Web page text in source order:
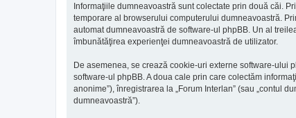
Informaţiile dumneavoastră sunt colectate prin două căi.
temporare al browserului computerului dumneavoastră.
automat dumneavoastră de software-ul phpBB. Un al
îmbunătăţirea experienţei dumneavoastră de utilizator.
De asemenea, se crează cookie-uri externe software-ului
software-ul phpBB. A doua cale prin care colectăm
anonime”), înregistrarea la „Forum Interlan” (sau „contul
dumneavoastră”).